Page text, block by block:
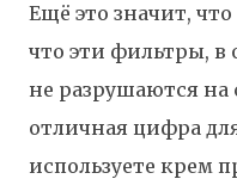
Ещё это значит,
что эти фильтры, в
не разрушаются на
отличная цифра
используете крем